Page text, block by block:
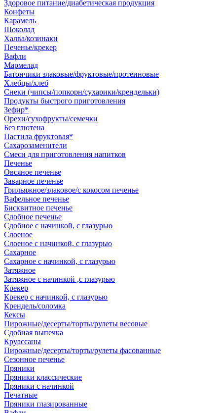
Здоровое питание/диабетическая продукция
Конфеты
Карамель
Шоколад
Халва/козинаки
Печенье/крекер
Вафли
Мармелад
Батончики злаковые/фруктовые/протеиновые
Хлебцы/хлеб
Снеки (чипсы/попкорн/сухарики/крендельки)
Продукты быстрого приготовления
Зефир*
Орехи/сухофрукты/семечки
Без глютена
Пастила фруктовая*
Сахарозаменители
Смеси для приготовления напитков
Печенье
Овсяное печенье
Заварное печенье
Грильяжное/злаковое/с кокосом печенье
Вафельное печенье
Бисквитное печенье
Сдобное печенье
Сдобное с начинкой, с глазурью
Слоеное
Слоеное с начинкой, с глазурью
Сахарное
Сахарное с начинкой, с глазурью
Затяжное
Затяжное с начинкой ,с глазурью
Крекер
Крекер с начинкой, с глазурью
Крендель/соломка
Кексы
Пирожные/десерты/торты/рулеты весовые
Сдобная выпечка
Круассаны
Пирожные/десерты/торты/рулеты фасованные
Сезонное печенье
Пряники
Пряники классические
Пряники с начинкой
Печатные
Пряники глазированные